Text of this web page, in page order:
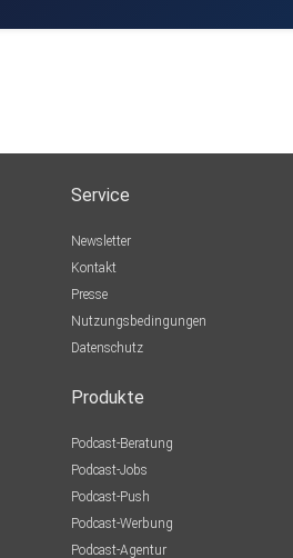
Service
Newsletter
Kontakt
Presse
Nutzungsbedingungen
Datenschutz
Produkte
Podcast-Beratung
Podcast-Jobs
Podcast-Push
Podcast-Werbung
Podcast-Agentur